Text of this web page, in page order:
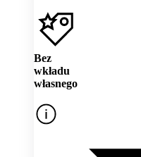
Bez
wkładu
własnego